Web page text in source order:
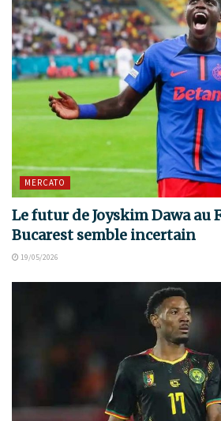
MERCATO
Le futur de Joyskim Dawa au
Bucarest semble incertain
19/05/2026